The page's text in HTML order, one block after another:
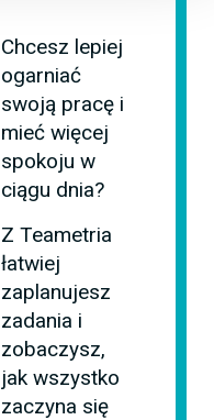
Chcesz lepiej
ogarniać
swoją pracę i
mieć więcej
spokoju w
ciągu dnia?
Z Teametria
łatwiej
zaplanujesz
zadania i
zobaczysz,
jak wszystko
zaczyna się